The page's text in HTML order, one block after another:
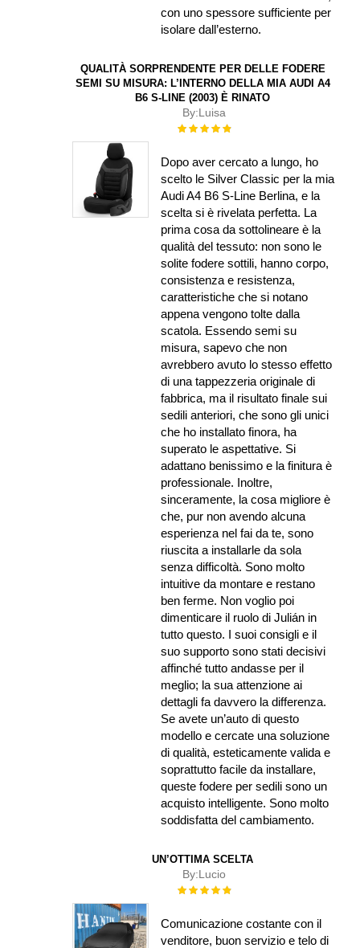
con uno spessore sufficiente per
isolare dall’esterno.
QUALITÀ SORPRENDENTE PER DELLE FODERE
SEMI SU MISURA: L’INTERNO DELLA MIA AUDI A4
B6 S-LINE (2003) È RINATO
By:Luisa
Rating:
Dopo aver cercato a lungo, ho
scelto le Silver Classic per la mia
Audi A4 B6 S-Line Berlina, e la
scelta si è rivelata perfetta. La
prima cosa da sottolineare è la
qualità del tessuto: non sono le
solite fodere sottili, hanno corpo,
consistenza e resistenza,
caratteristiche che si notano
appena vengono tolte dalla
scatola. Essendo semi su
misura, sapevo che non
avrebbero avuto lo stesso effetto
di una tappezzeria originale di
fabbrica, ma il risultato finale sui
sedili anteriori, che sono gli unici
che ho installato finora, ha
superato le aspettative. Si
adattano benissimo e la finitura è
professionale. Inoltre,
sinceramente, la cosa migliore è
che, pur non avendo alcuna
esperienza nel fai da te, sono
riuscita a installarle da sola
senza difficoltà. Sono molto
intuitive da montare e restano
ben ferme. Non voglio poi
dimenticare il ruolo di Julián in
tutto questo. I suoi consigli e il
suo supporto sono stati decisivi
affinché tutto andasse per il
meglio; la sua attenzione ai
dettagli fa davvero la differenza.
Se avete un’auto di questo
modello e cercate una soluzione
di qualità, esteticamente valida e
soprattutto facile da installare,
queste fodere per sedili sono un
acquisto intelligente. Sono molto
soddisfatta del cambiamento.
UN’OTTIMA SCELTA
By:Lucio
Rating:
Comunicazione costante con il
venditore, buon servizio e telo di